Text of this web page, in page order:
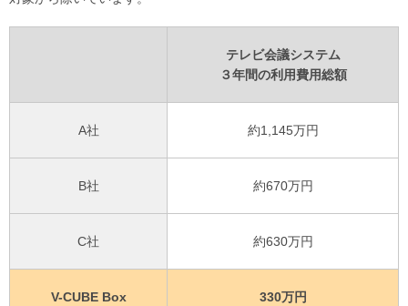
テレビ会議システム
３年間の利用費用総額
A社 約1,145万円
B社 約670万円
C社 約630万円
V-CUBE Box 330万円